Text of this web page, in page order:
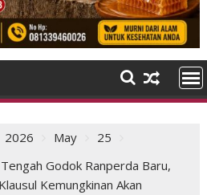
2026 May
25
Godok Ranperda Baru,
Kemungkinan Akan